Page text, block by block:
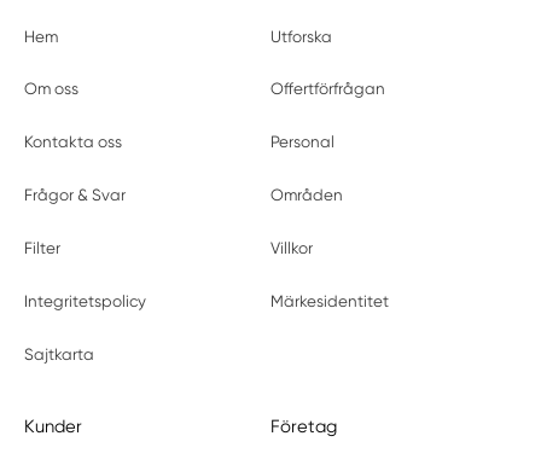
Hem Utforska
Om oss Offertförfrågan
Kontakta oss Personal
Frågor & Svar Områden
Filter Villkor
Integritetspolicy Märkesidentitet
Sajtkarta
Kunder Företag